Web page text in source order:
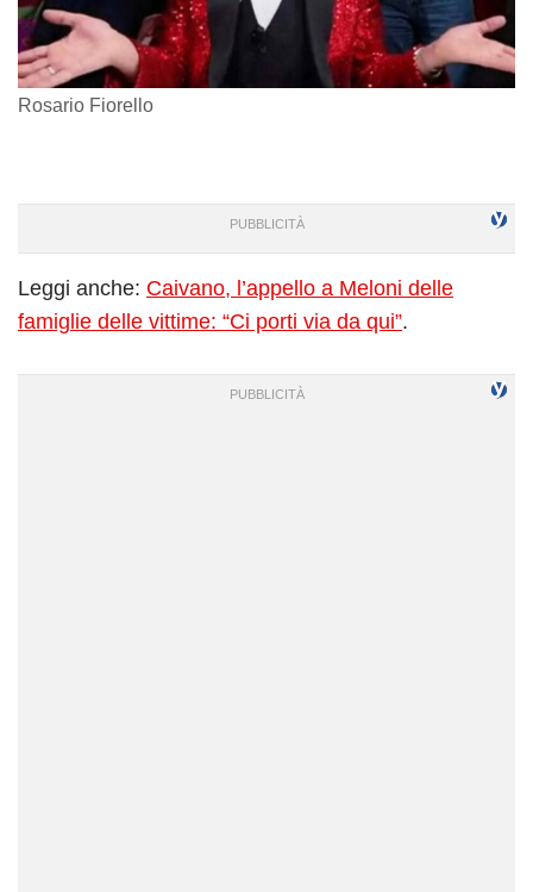
Rosario Fiorello
Leggi anche: Caivano, l’appello a Meloni delle
famiglie delle vittime: “Ci porti via da qui”.